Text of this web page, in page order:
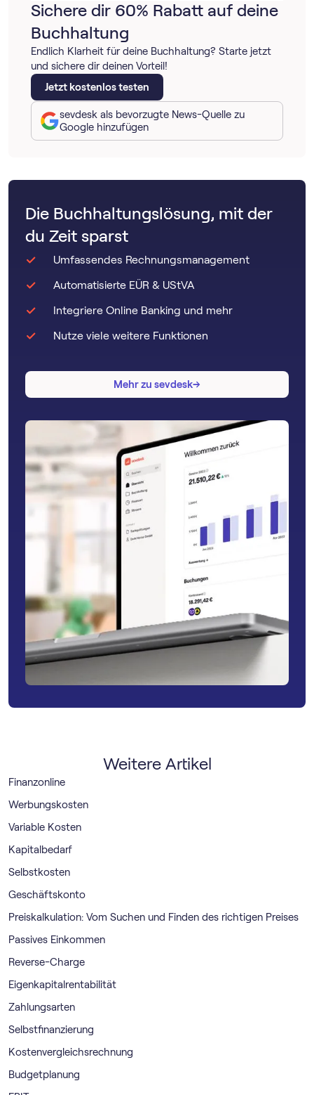
Sichere dir 60% Rabatt auf deine
Buchhaltung
Endlich Klarheit für deine Buchhaltung? Starte jetzt
und sichere dir deinen Vorteil!
Jetzt kostenlos testen
sevdesk als bevorzugte News-Quelle zu
Google hinzufügen
Die Buchhaltungslösung, mit der
du Zeit sparst
Umfassendes Rechnungsmanagement
Automatisierte EÜR & UStVA
Integriere Online Banking und mehr
Nutze viele weitere Funktionen
Mehr zu sevdesk→
→
Weitere Artikel
Finanzonline
Werbungskosten
Variable Kosten
Kapitalbedarf
Selbstkosten
Geschäftskonto
Preiskalkulation: Vom Suchen und Finden des richtigen Preises
Passives Einkommen
Reverse-Charge
Eigenkapitalrentabilität
Zahlungsarten
Selbstfinanzierung
Kostenvergleichsrechnung
Budgetplanung